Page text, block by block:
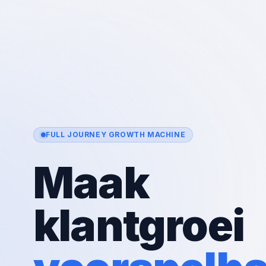
FULL JOURNEY GROWTH MACHINE
Maak
klantgroei